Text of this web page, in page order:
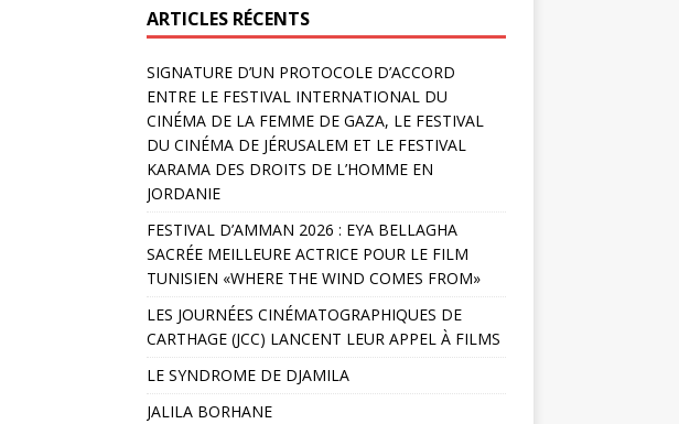
ARTICLES RÉCENTS
SIGNATURE D’UN PROTOCOLE D’ACCORD
ENTRE LE FESTIVAL INTERNATIONAL DU
CINÉMA DE LA FEMME DE GAZA, LE FESTIVAL
DU CINÉMA DE JÉRUSALEM ET LE FESTIVAL
KARAMA DES DROITS DE L’HOMME EN
JORDANIE
FESTIVAL D’AMMAN 2026 : EYA BELLAGHA
SACRÉE MEILLEURE ACTRICE POUR LE FILM
TUNISIEN «WHERE THE WIND COMES FROM»
LES JOURNÉES CINÉMATOGRAPHIQUES DE
CARTHAGE (JCC) LANCENT LEUR APPEL À FILMS
LE SYNDROME DE DJAMILA
JALILA BORHANE